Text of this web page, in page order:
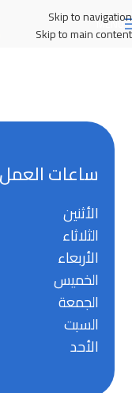
Skip to navigation
Skip to main content
MENU
ساعات العمل
الأثنين
الثلاثاء
الأربعاء
الخميس
الجمعة
السبت
الأحد